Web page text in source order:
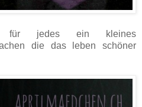
für jedes ein kleines
die das leben schöner